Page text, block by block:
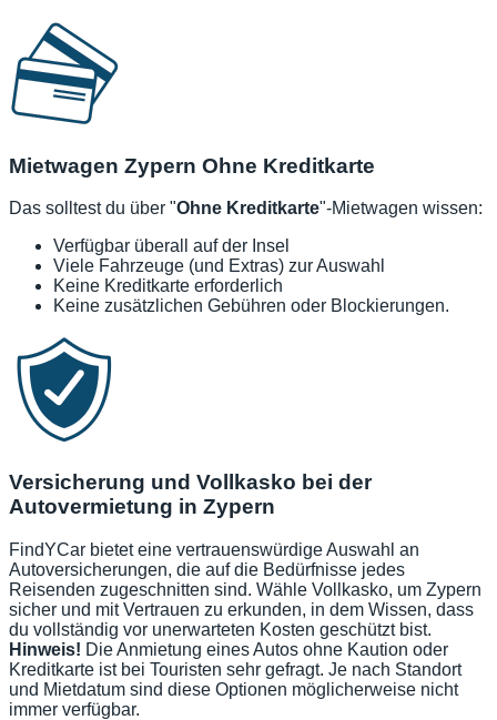
Mietwagen Zypern Ohne Kreditkarte
Das solltest du über "Ohne Kreditkarte"-Mietwagen wissen:
Verfügbar überall auf der Insel
Viele Fahrzeuge (und Extras) zur Auswahl
Keine Kreditkarte erforderlich
Keine zusätzlichen Gebühren oder Blockierungen.
Versicherung und Vollkasko bei der
Autovermietung in Zypern
FindYCar bietet eine vertrauenswürdige Auswahl an
Autoversicherungen, die auf die Bedürfnisse jedes
Reisenden zugeschnitten sind. Wähle Vollkasko, um Zypern
sicher und mit Vertrauen zu erkunden, in dem Wissen, dass
du vollständig vor unerwarteten Kosten geschützt bist.
Hinweis! Die Anmietung eines Autos ohne Kaution oder
Kreditkarte ist bei Touristen sehr gefragt. Je nach Standort
und Mietdatum sind diese Optionen möglicherweise nicht
immer verfügbar.